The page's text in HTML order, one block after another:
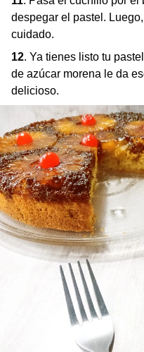
despegar el pastel.
cuidado.
12. Ya tienes listo tu
de azúcar morena le da
delicioso.